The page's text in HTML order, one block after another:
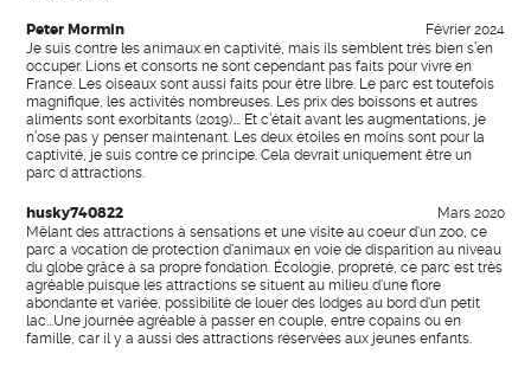
Peter Mormin
Février 2024
Je suis contre les animaux en captivité, mais ils semblent très bien s’en
occuper. Lions et consorts ne sont cependant pas faits pour vivre en
France. Les oiseaux sont aussi faits pour être libre. Le parc est toutefois
magnifique, les activités nombreuses. Les prix des boissons et autres
aliments sont exorbitants (2019)…. Et c’était avant les augmentations, je
n’ose pas y penser maintenant. Les deux étoiles en moins sont pour la
captivité, je suis contre ce principe. Cela devrait uniquement être un
parc d attractions.
husky740822
Mars 2020
Mêlant des attractions à sensations et une visite au coeur d'un zoo, ce
parc a vocation de protection d'animaux en voie de disparition au niveau
du globe grâce à sa propre fondation. Écologie, propreté, ce parc est très
agréable puisque les attractions se situent au milieu d'une flore
abondante et variée, possibilité de louer des lodges au bord d'un petit
lac...Une journée agréable à passer en couple, entre copains ou en
famille, car il y a aussi des attractions réservées aux jeunes enfants.